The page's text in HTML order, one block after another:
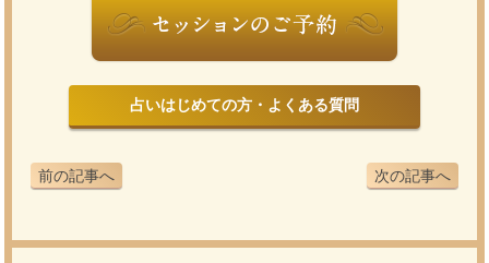
占いはじめての方・よくある質問
次の記事へ
前の記事へ